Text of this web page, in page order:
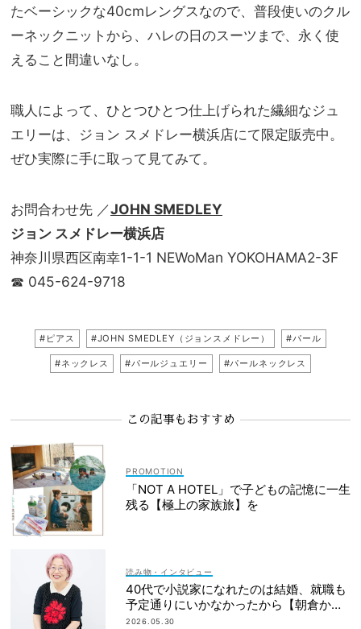
たベーシックな40cmレングスなので、普段使いのクル
ーネックニットから、ハレの日のスーツまで、永く使
えること間違いなし。
職人によって、ひとつひとつ仕上げられた繊細なジュ
エリーは、ジョン スメドレー横浜店にて限定販売中。
ぜひ実際に手に取って見てみて。
お問合わせ先 ／JOHN SMEDLEY
ジョン スメドレー横浜店
神奈川県西区南幸1-1-1 NEWoMan YOKOHAMA2-3F
☎︎ 045-624-9718
#ピアス #JOHN SMEDLEY（ジョンスメドレー） #パール
#ネックレス #パールジュエリー #パールネックレス
この記事もおすすめ
「NOT A HOTEL」で子どもの記憶に一生
残る【極上の家族旅】を
読み物・インタビュー
40代で小説家になれたのは結婚、就職も
予定通りにいかなかったから【朝倉かす
みさん】
2026.05.30